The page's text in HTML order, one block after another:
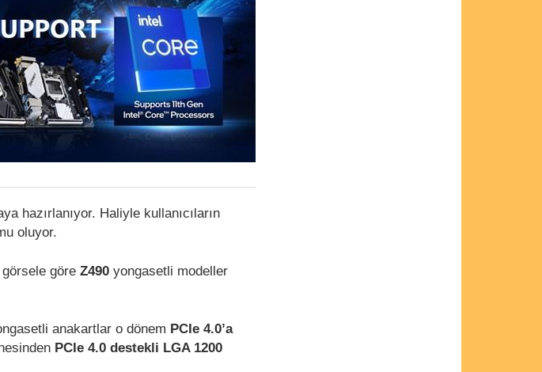
hazırlanıyor. Haliyle kullanıcıların
oluyor.
görsele göre Z490 yongasetli modeller
anakartlar o dönem PCIe 4.0’a
PCIe 4.0 destekli LGA 1200